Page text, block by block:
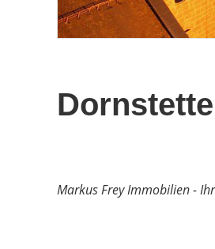
Markus Frey Immobilien -